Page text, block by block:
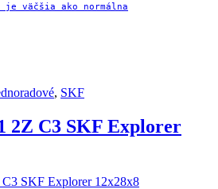
väčšia ako normálna
, SKF
2Z C3 SKF Explorer